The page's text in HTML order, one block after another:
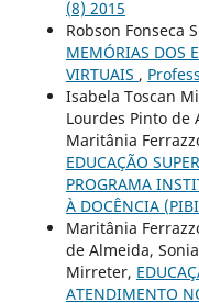
(8) 2015
Robson Fonseca
MEMÓRIAS DOS
VIRTUAIS ,
Isabela Toscan
Lourdes Pinto de
Maritânia
EDUCAÇÃO
PROGRAMA
À DOCÊNCIA
Maritânia
de Almeida,
Mirreter,
ATENDIMENTO